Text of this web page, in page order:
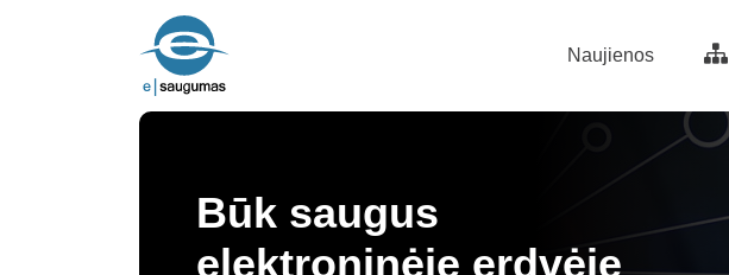
Naujienos
Būk saugus
elektroninėje erdvėje